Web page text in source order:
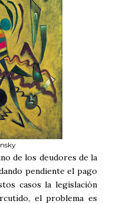
de los deudores de la
pendiente el pago
casos la legislación
el problema es